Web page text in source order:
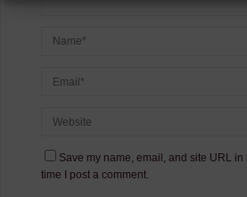
Save my name, email, and site URL in
time I post a comment.